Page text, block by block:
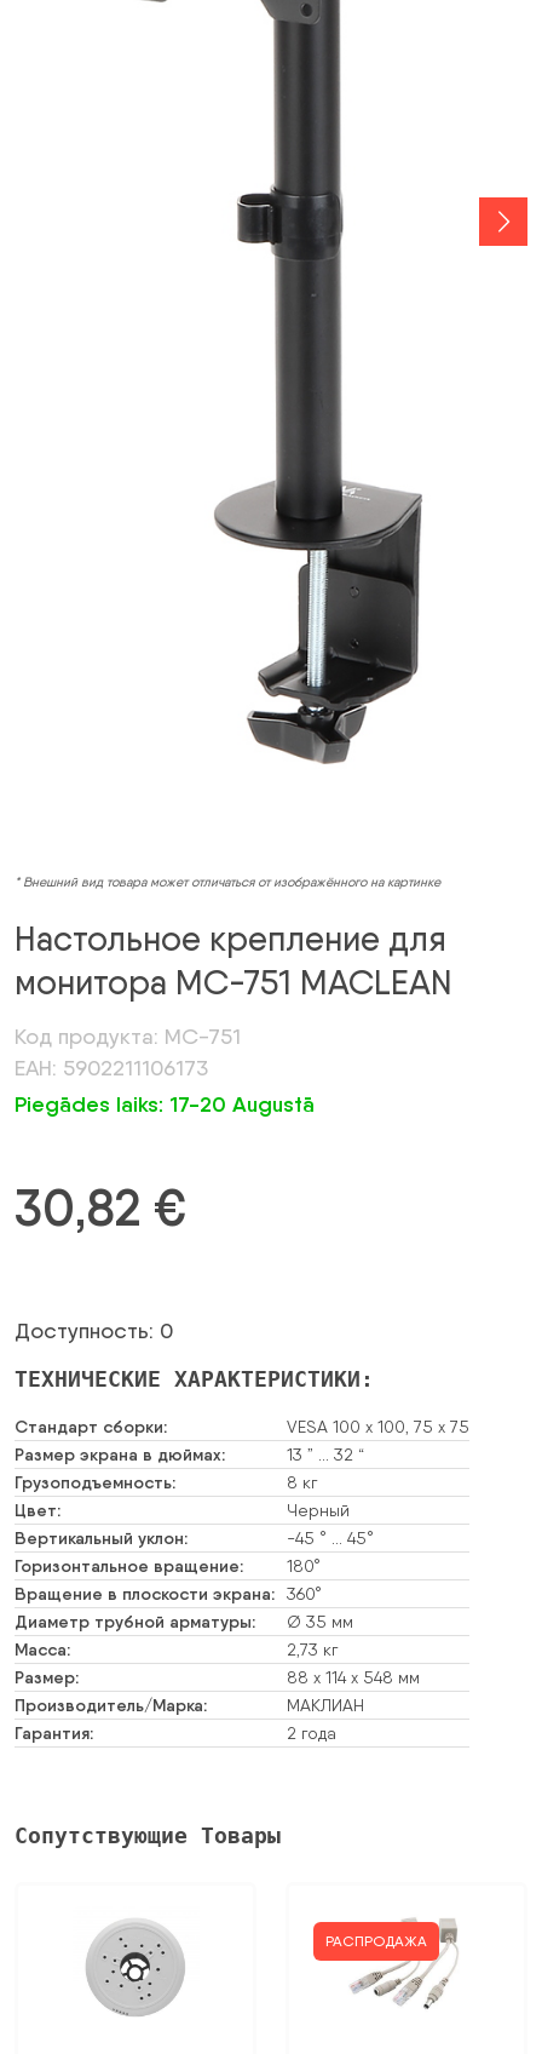
* Внешний вид товара может отличаться от изображённого на картинке
Настольное крепление для
монитора MC-751 MACLEAN
Код продукта: MC-751
ЕАН: 5902211106173
Piegādes laiks: 17-20 Augustā
30,82 €
Доступность: 0
ТЕХНИЧЕСКИЕ ХАРАКТЕРИСТИКИ:
Стандарт сборки: VESA 100 x 100, 75 x 75
Размер экрана в дюймах: 13 ” … 32 “
Грузоподъемность: 8 кг
Цвет: Черный
Вертикальный уклон: -45 ° … 45°
Горизонтальное вращение: 180°
Вращение в плоскости экрана: 360°
Диаметр трубной арматуры: Ø 35 мм
Масса: 2,73 кг
Размер: 88 х 114 х 548 мм
Производитель/Марка: МАКЛИАН
Гарантия: 2 года
Сопутствующие Товары
РАСПРОДАЖА